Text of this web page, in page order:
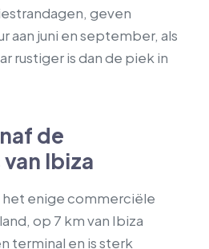
geven
aan juni en september, als
rustiger is dan de piek in
de
Ibiza
het enige commerciële
op 7 km van Ibiza
terminal en is sterk